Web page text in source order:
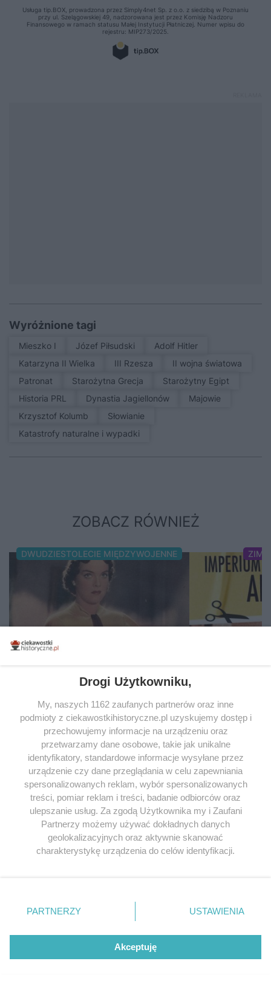
Wyróżnione tagi
Mieszko I Józef Piłsudski
Adolf Hitler
Katarzyna II Wielka
III Rzesza
II wojna światowa
patronat
Starożytna Grecja
Starożytny Egipt
Historia PRL
Dynastia Jagiellonów
Majowie
Krzysztof Kolumb
Słowianie
Katastrofy naturalne i wypadki
ZOBACZ RÓWNIEŻ
DWUDZIESTOLECIE MIĘDZYWOJENNE
Czy twoja prababka
powiększyłaby ...
Uroda jest najprawdziwszym sportem walki,
a pierwsza wojna światowa sprawiła, że ów
bój wkroczył na zupełnie nowy poziom.
Paradoksalnie, to właśnie tysiące masakr i
oszpecone...
20 września 2016 | Autorzy:Aleksandra
Zaprutko-Janicka
Kariera tego
...
Przyjechał do
kieszeni, wkrótce
Coco Chanel.
na zawsze
28 maja 2015 |
Dodaj komentarz
Twój adres e-mail nie zostanie opublikowany.
Wymagane pola są oznaczone*
Drogi Użytkowniku,
My, naszych 1162 zaufanych partnerów oraz inne
podmioty z ciekawostkihistoryczne.pl uzyskujemy dostęp i
przechowujemy informacje na urządzeniu oraz
przetwarzamy dane osobowe, takie jak unikalne
identyfikatory, standardowe informacje wysyłane przez
urządzenie czy dane przeglądania w celu zapewniania
spersonalizowanych reklam, wybór spersonalizowanych
treści, pomiar reklam i treści, badanie odbiorców oraz
ulepszanie usług. Za zgodą Użytkownika my i Zaufani
Partnerzy możemy używać dokładnych danych
geolokalizacyjnych oraz aktywnie skanować
charakterystykę urządzenia do celów identyfikacji.
zmienić/wycofać klikając przycisk ustawień prywatności
znajdujący się w lewym dolnym rogu strony
. Niektóre
użytkownika, ale masz prawo sprzeciwić się takiemu
przetwarzaniu. Preferencje będą miały zastosowania tylko
PARTNERZY USTAWIENIA
Akceptuję